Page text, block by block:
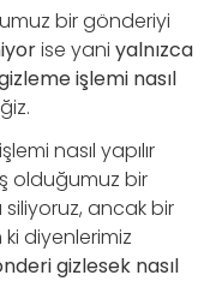
bir gönderiyi
ise yani yalnızca
işlemi nasıl
nasıl yapılır
olduğumuz bir
siliyoruz, ancak bir
diyenlerimiz
gizlesek nasıl